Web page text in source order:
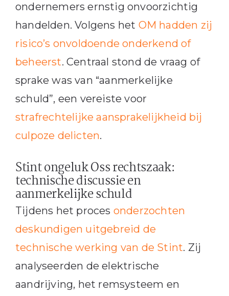
ondernemers ernstig onvoorzichtig
handelden. Volgens het OM hadden zij
risico’s onvoldoende onderkend of
beheerst. Centraal stond de vraag of
sprake was van “aanmerkelijke
schuld”, een vereiste voor
strafrechtelijke aansprakelijkheid bij
culpoze delicten.
Stint ongeluk Oss rechtszaak:
technische discussie en
aanmerkelijke schuld
Tijdens het proces onderzochten
deskundigen uitgebreid de
technische werking van de Stint. Zij
analyseerden de elektrische
aandrijving, het remsysteem en